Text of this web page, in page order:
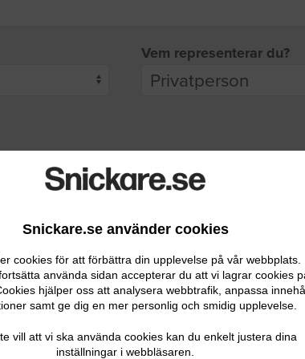
Snickare.se använder cookies
cookies för att förbättra din upplevelse på vår webbplats.
använda sidan accepterar du att vi lagrar cookies
hjälper oss att analysera webbtrafik, anpassa
samt ge dig en mer personlig och smidig upplevelse.
vill att vi ska använda cookies kan du enkelt justera dina
inställningar i webbläsaren.
Vem representerar du?
får möjlighet att ta kontakt med dig.
Ditt telefonnummer